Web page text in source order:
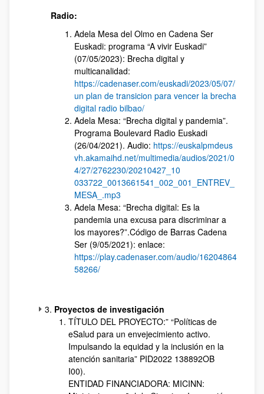
Radio:
Adela Mesa del Olmo en Cadena Ser
Euskadi: programa “A vivir Euskadi”
(07/05/2023): Brecha digital y
multicanalidad:
https://cadenaser.com/euskadi/2023/05/07/
un plan de transicion para vencer la brecha
digital radio bilbao/
Adela Mesa: “Brecha digital y pandemia”.
Programa Boulevard Radio Euskadi
(26/04/2021). Audio: https://euskalpmdeus
vh.akamaihd.net/multimedia/audios/2021/0
4/27/2762230/20210427_10
033722_0013661541_002_001_ENTREV_
MESA_.mp3
Adela Mesa: “Brecha digital: Es la
pandemia una excusa para discriminar a
los mayores?”.Código de Barras Cadena
Ser (9/05/2021): enlace:
https://play.cadenaser.com/audio/16204864
58266/
3. Proyectos de investigación
TÍTULO DEL PROYECTO:” “Políticas de
eSalud para un envejecimiento activo.
Impulsando la equidad y la inclusión en la
atención sanitaria” PID2022 138892OB
I00).
ENTIDAD FINANCIADORA: MICINN: